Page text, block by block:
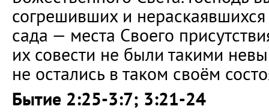
согрешивших и
сада — места Своего
их совести не были такими
не остались в таком своём
Бытие 2:25-3:7; 3:21-24